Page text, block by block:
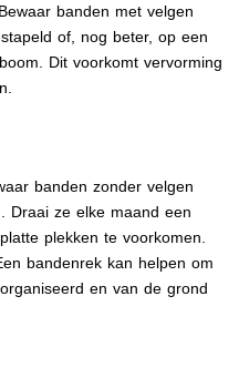
Bewaar banden met velgen
of, nog beter, op een
Dit voorkomt vervorming
banden zonder velgen
Draai ze elke maand een
plekken te voorkomen.
bandenrek kan helpen om
en van de grond